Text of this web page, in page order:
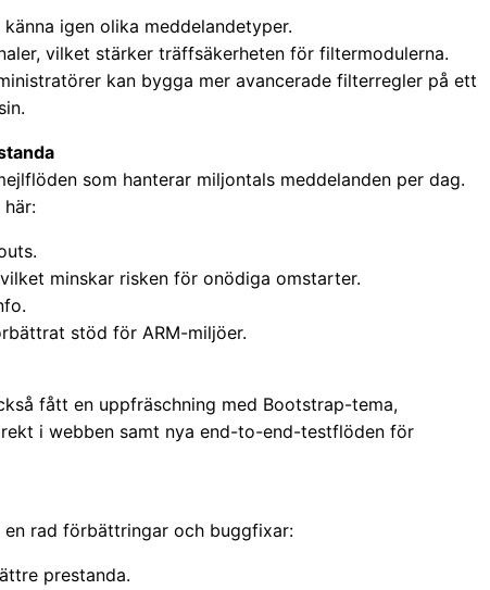
igen olika meddelandetyper.
vilket stärker träffsäkerheten för filtermodulerna.
kan bygga mer avancerade filterregler på ett
som hanterar miljontals meddelanden per dag.
minskar risken för onödiga omstarter.
stöd för ARM-miljöer.
fått en uppfräschning med Bootstrap-tema,
i webben samt nya end-to-end-testflöden för
en rad förbättringar och buggfixar:
prestanda.